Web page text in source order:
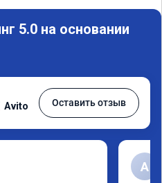
5.0 на основании
Avito Оставить отзыв
А